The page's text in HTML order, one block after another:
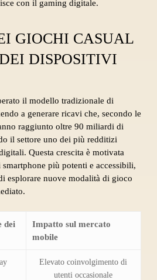
con il gaming digitale.
GIOCHI CASUAL
DISPOSITIVI
il modello tradizionale di
a generare ricavi che, secondo le
raggiunto oltre 90 miliardi di
il settore uno dei più redditizi
Questa crescita è motivata
più potenti e accessibili,
esplorare nuove modalità di gioco
dei
Impatto sul mercato
mobile
Elevato coinvolgimento di
utenti occasionale